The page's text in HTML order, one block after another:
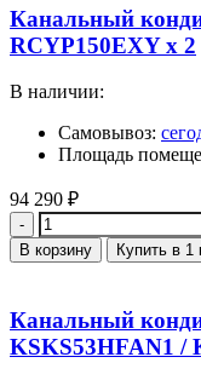
Канальный
RCYP150EXY x 2
В наличии:
Самовывоз:
Площадь
94 290 ₽
Количество
В корзину Купить в 1
Канальный
KSKS53HFAN1 /